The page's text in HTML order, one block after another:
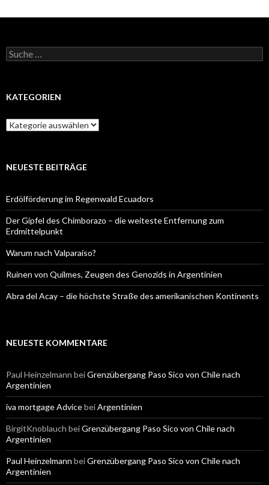
Suche
nach:
KATEGORIEN
Kategorien
NEUESTE BEITRÄGE
Erdölförderung im Regenwald Ecuadors
Der Gipfel des Chimborazo – die weiteste Entfernung zum
Erdmittelpunkt
Warum nach Valparaíso?
Ruinen von Quilmes, Zeugen des Genozids in Argentinien
Abra del Acay – die höchste Straße des amerikanischen Kontinents
NEUESTE KOMMENTARE
Paul Heinzelmann beiGrenzübergang Paso Sico von Chile nach
Argentinien
iva mortgage AdvicebeiArgentinien
BirgitKnoblauch beiGrenzübergang Paso Sico von Chile nach
Argentinien
Paul Heinzelmann beiGrenzübergang Paso Sico von Chile nach
Argentinien